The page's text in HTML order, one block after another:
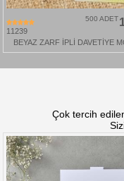
11239
500 ADET
BEYAZ ZARF İPLİ DAVETİYE
Çok tercih